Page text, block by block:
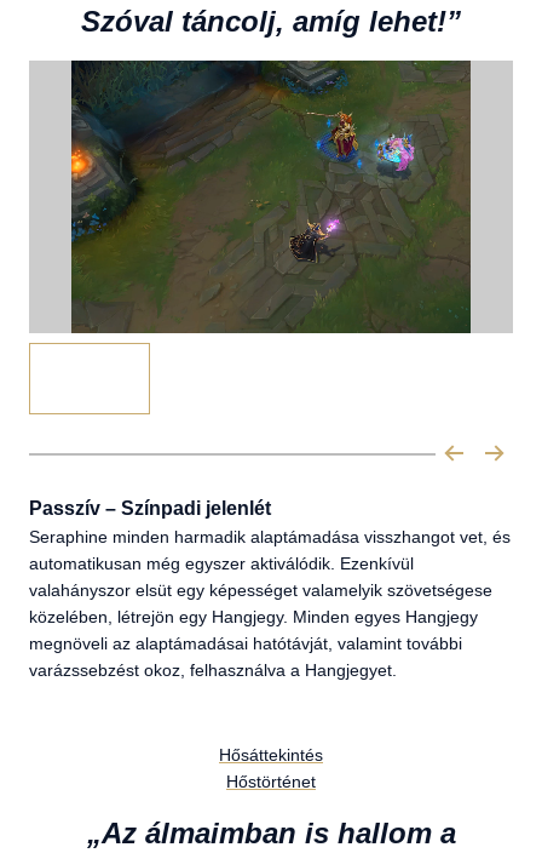
Szóval táncolj, amíg lehet!”
Passzív – Színpadi jelenlét
Seraphine minden harmadik alaptámadása visszhangot vet, és
automatikusan még egyszer aktiválódik. Ezenkívül
valahányszor elsüt egy képességet valamelyik szövetségese
közelében, létrejön egy Hangjegy. Minden egyes Hangjegy
megnöveli az alaptámadásai hatótávját, valamint további
varázssebzést okoz, felhasználva a Hangjegyet.
Hősáttekintés
Hőstörténet
„Az álmaimban is hallom a